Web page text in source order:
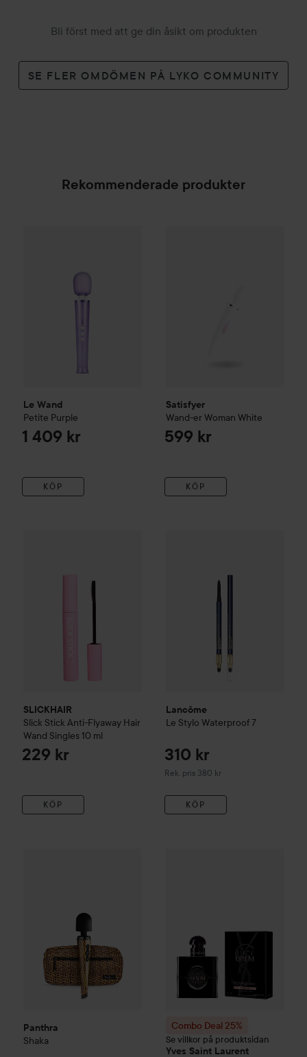
Bli först med att ge din åsikt om produkten
SE FLER OMDÖMEN PÅ LYKO COMMUNITY
Rekommenderade produkter
Le Wand
Petite Purple
1 409 kr
KÖP
Satisfyer
Wand-er Woman White
599 kr
KÖP
SLICKHAIR
Slick Stick Anti-Flyaway Hair
Wand Singles 10 ml
229 kr
KÖP
Lancôme
Le Stylo Waterproof7
310 kr
Rek. pris 380 kr
Rekommenderat pris 380 kr
KÖP
Panthra
Shaka
Combo Deal 25%
Se villkor på produktsidan
Yves Saint Laurent